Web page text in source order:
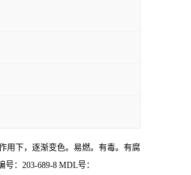
用下，逐渐变色。易燃。有毒。有腐
：203-689-8 MDL号：